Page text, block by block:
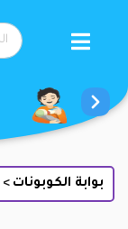
بوابة الكوبونات >